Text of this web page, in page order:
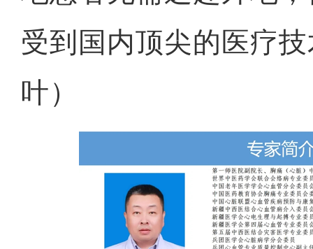
受到国内顶尖的医疗
叶）